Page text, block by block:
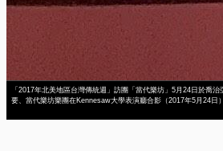
「2017年北美地區台灣傳統週」訪團「當代樂坊」5月24日於喬
要、當代樂坊樂團在Kennesaw大學表演廳合影（2017年5月24日）